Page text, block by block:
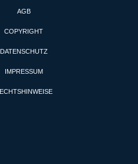
AGB
COPYRIGHT
DATENSCHUTZ
IMPRESSUM